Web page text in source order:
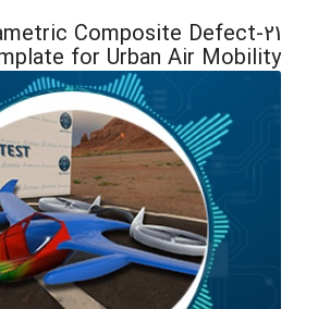
Composite Defect
for Urban Air Mobility